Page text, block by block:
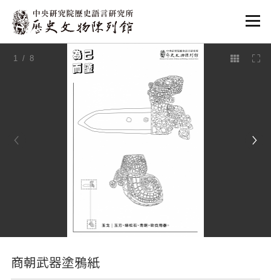
:::
1 / 8
商朝武器塗鴉紙